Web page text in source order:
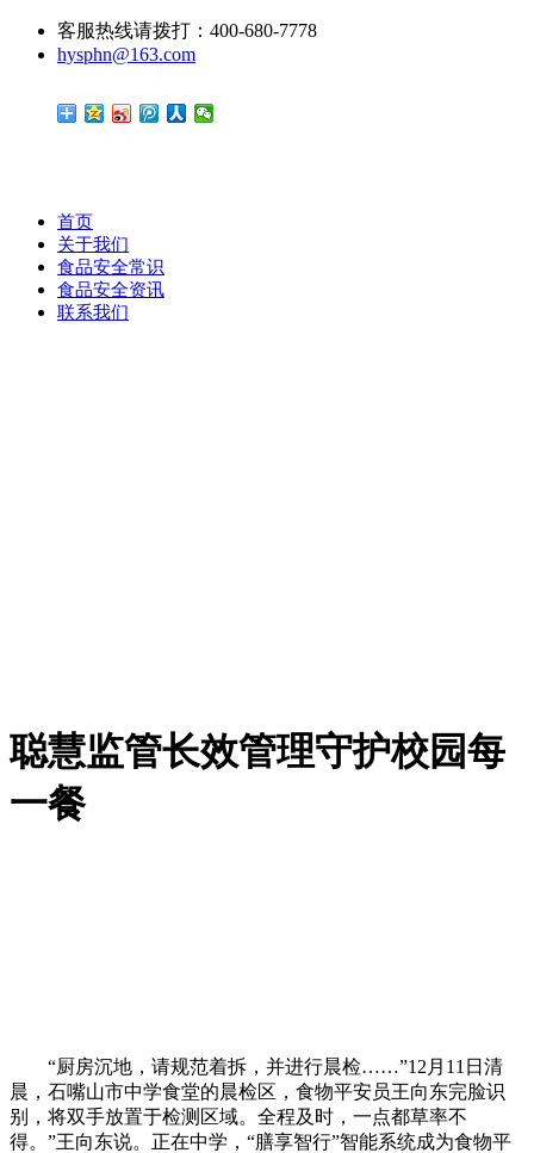
客服热线请拨打：400-680-7778
hysphn@163.com
首页
关于我们
食品安全常识
食品安全资讯
联系我们
聪慧监管长效管理守护校园每
一餐
“厨房沉地，请规范着拆，并进行晨检……”12月11日清
晨，石嘴山市中学食堂的晨检区，食物平安员王向东完脸识
别，将双手放置于检测区域。全程及时，一点都草率不
得。”王向东说。正在中学，“膳享智行”智能系统成为食物平